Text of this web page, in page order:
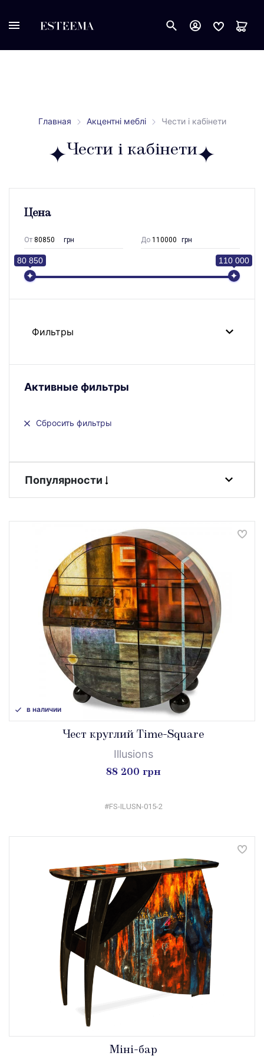
Главная Акцентні меблі Чести і кабінети
Чести і кабінети
Цена
От грн До грн
80 850 110 000
Фильтры
Активные фильтры
Сбросить фильтры
Популярности
в наличии
Чест круглий Time-Square
Illusions
88 200 грн
#FS-ILUSN-015-2
Міні-бар